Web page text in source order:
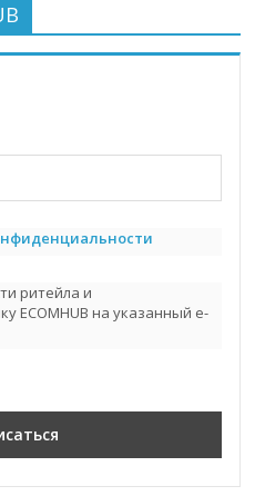
ритейла и
ECOMHUB на указанный e-